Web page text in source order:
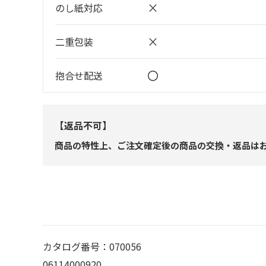
のし紙対応 ×
二重包装 ×
抱合せ配送 〇
【返品不可】
商品の特性上、ご注文確定後の商品の交換・返品は
カタログ番号：070056